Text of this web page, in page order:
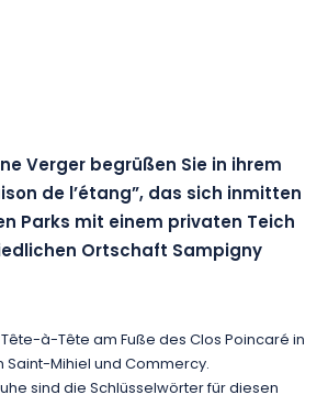
Verger begrüßen Sie in ihrem
de l’étang”, das sich inmitten
Parks mit einem privaten Teich
Ortschaft Sampigny
à-Tête am Fuße des Clos Poincaré in
Saint-Mihiel und Commercy.
sind die Schlüsselwörter für diesen